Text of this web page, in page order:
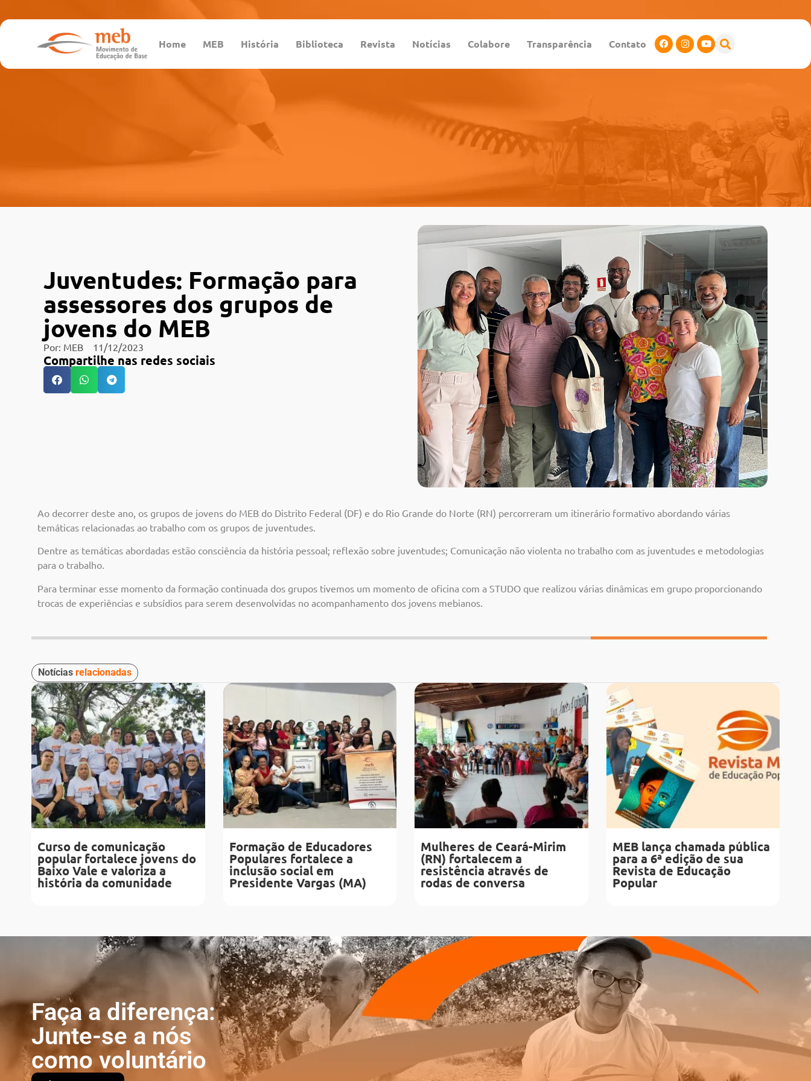
Home MEB História Biblioteca Revista Notícias Colabore Transparência Contato
Juventudes: Formação para
assessores dos grupos de
jovens do MEB
Por: MEB 11/12/2023
Compartilhe nas redes sociais
Ao decorrer deste ano, os grupos de jovens do MEB do Distrito Federal (DF) e do Rio Grande do Norte (RN) percorreram um itinerário formativo abordando várias
temáticas relacionadas ao trabalho com os grupos de juventudes.
Dentre as temáticas abordadas estão consciência da história pessoal; reflexão sobre juventudes; Comunicação não violenta no trabalho com as juventudes e metodologias
para o trabalho.
Para terminar esse momento da formação continuada dos grupos tivemos um momento de oficina com a STUDO que realizou várias dinâmicas em grupo proporcionando
trocas de experiências e subsídios para serem desenvolvidas no acompanhamento dos jovens mebianos.
Notícias relacionadas
Curso de comunicação
popular fortalece jovens do
Baixo Vale e valoriza a
história da comunidade
Formação de Educadores
Populares fortalece a
inclusão social em
Presidente Vargas (MA)
Mulheres de Ceará-Mirim
(RN) fortalecem a
resistência através de
rodas de conversa
MEB lança chamada pública
para a 6ª edição de sua
Revista de Educação
Popular
Faça a diferença:
Junte-se a nós
como voluntário